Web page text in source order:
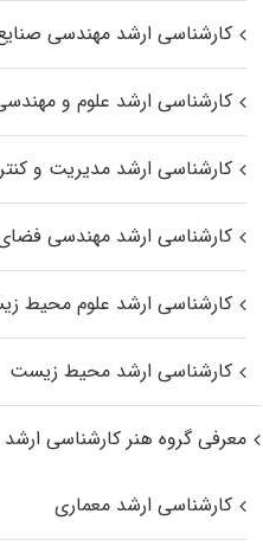
کارشناسی ارشد مهندسی
کارشناسی ارشد علوم و
کارشناسی ارشد مدیریت و
کارشناسی ارشد مهندسی
کارشناسی ارشد علوم محیط‌
کارشناسی ارشد محیط زیست
معرفی گروه هنر کارشناسی ارشد
کارشناسی ارشد معماری